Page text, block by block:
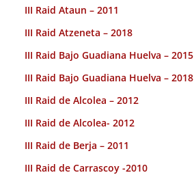
III Raid Ataun – 2011
III Raid Atzeneta – 2018
III Raid Bajo Guadiana Huelva – 2015
III Raid Bajo Guadiana Huelva – 2018
III Raid de Alcolea – 2012
III Raid de Alcolea- 2012
III Raid de Berja – 2011
III Raid de Carrascoy -2010